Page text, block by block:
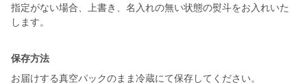
指定がない場合、上書き、名入れの無い状態の熨斗をお入れいた
します。
保存方法
お届けする真空パックのまま冷蔵にて保存してください。